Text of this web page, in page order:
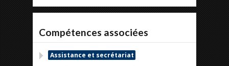
Compétences associées
Assistance et secrétariat